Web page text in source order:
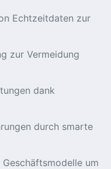
Echtzeitdaten zur
zur Vermeidung
dank
durch smarte
um